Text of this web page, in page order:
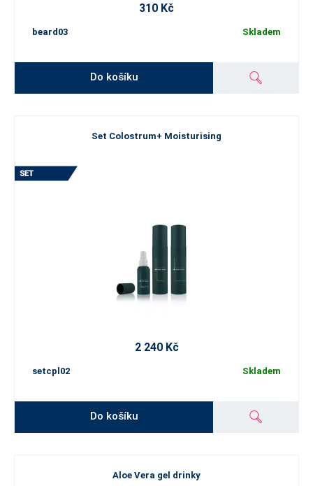
310 Kč
beard03 Skladem
Do košíku
Set Colostrum+ Moisturising
2 240 Kč
setcpl02 Skladem
Do košíku
Aloe Vera gel drinky